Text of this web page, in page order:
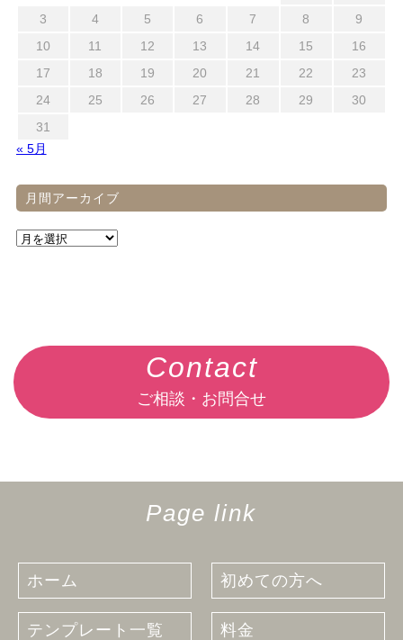
3
4 5 6 7 8
9
10
11 12 13 14 15
16
17
18 19 20 21 22
23
24
25 26 27 28 29
30
31
« 5月
月間アーカイブ
Contact
ご相談・お問合せ
Page link
ホーム 初めての方へ
テンプレート一覧 料金